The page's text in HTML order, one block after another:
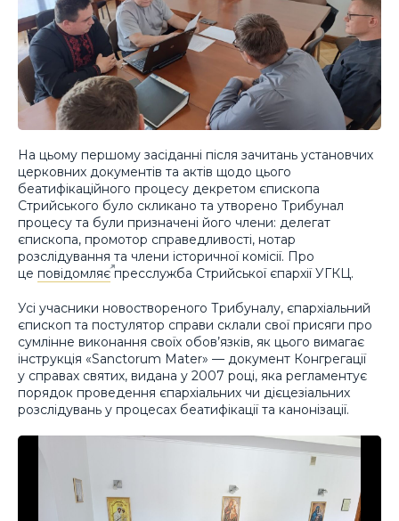
На цьому першому засіданні після зачитань установчих
церковних документів та актів щодо цього
беатифікаційного процесу декретом єпископа
Стрийського було скликано та утворено Трибунал
процесу та були призначені його члени: делегат
єпископа, промотор справедливості, нотар
розслідування та члени історичної комісії. Про
це повідомляєпресслужба Стрийської єпархії УГКЦ.
Усі учасники новоствореного Трибуналу, єпархіальний
єпископ та постулятор справи склали свої присяги про
сумлінне виконання своїх обов’язків, як цього вимагає
інструкція «Sanctorum Mater» — документ Конгрегації
у справах святих, видана у 2007 році, яка регламентує
порядок проведення єпархіальних чи дієцезіальних
розслідувань у процесах беатифікації та канонізації.